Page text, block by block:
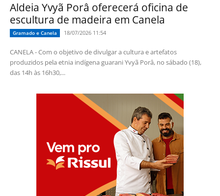
Aldeia Yvyã Porâ oferecerá oficina de
escultura de madeira em Canela
Gramado e Canela 18/07/2026 11:54
CANELA - Com o objetivo de divulgar a cultura e artefatos
produzidos pela etnia indígena guarani Yvyã Porâ, no sábado (18),
das 14h às 16h30,...